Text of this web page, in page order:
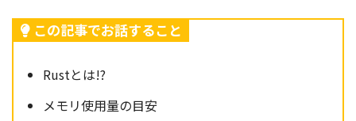
この記事でお話すること
Rustとは!?
メモリ使用量の目安